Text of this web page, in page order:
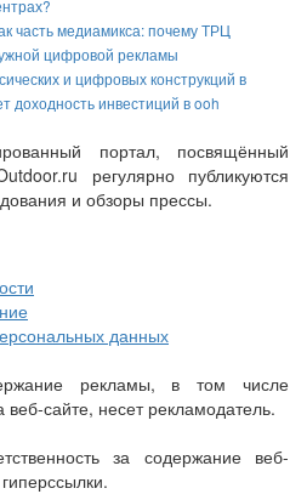
часть медиамикса: почему ТРЦ
цифровой рекламы
и цифровых конструкций в
доходность инвестиций в ooh
портал, посвящённый
регулярно публикуются
и обзоры прессы.
данных
рекламы, в том числе
сайте, несет рекламодатель.
за содержание веб-